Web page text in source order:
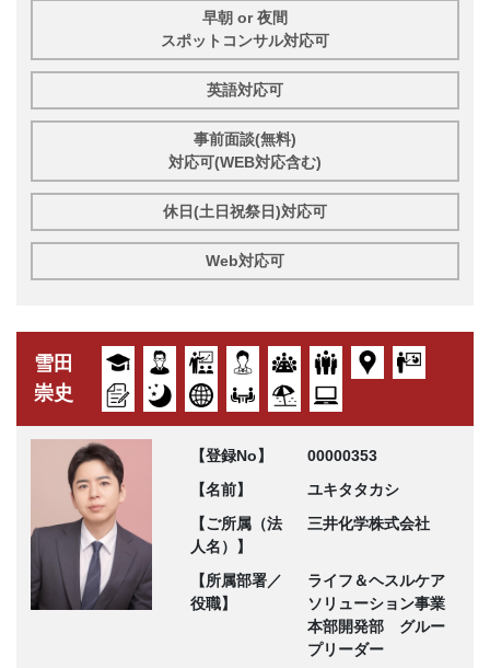
早朝 or 夜間
スポットコンサル対応可
英語対応可
事前面談(無料)
対応可(WEB対応含む)
休日(土日祝祭日)対応可
Web対応可
雪田
崇史
【登録No】
00000353
【名前】
ユキタタカシ
【ご所属（法
人名）】
三井化学株式会社
【所属部署／
役職】
ライフ＆ヘスルケア
ソリューション事業
本部開発部 グルー
プリーダー